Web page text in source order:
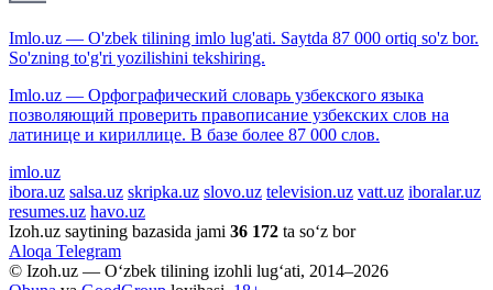
Imlo.uz — O'zbek tilining imlo lug'ati. Saytda 87 000 ortiq so'z bor.
So'zning to'g'ri yozilishini tekshiring.
Imlo.uz — Орфографический словарь узбекского языка
позволяющий проверить правописание узбекских слов на
латинице и кириллице. В базе более 87 000 слов.
imlo.uz
ibora.uz salsa.uz skripka.uz slovo.uz television.uz vatt.uz iboralar.uz
resumes.uz havo.uz
Izoh.uz saytining bazasida jami 36 172 ta so‘z bor
Aloqa Telegram
© Izoh.uz — O‘zbek tilining izohli lug‘ati, 2014–2026